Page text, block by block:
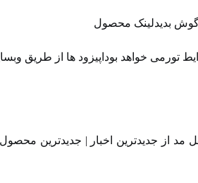
گوش بدیدلینک محصول
تورمی خواهد بوداپیزود ها از طریق
از جدیدترین اخبار | جدیدترین